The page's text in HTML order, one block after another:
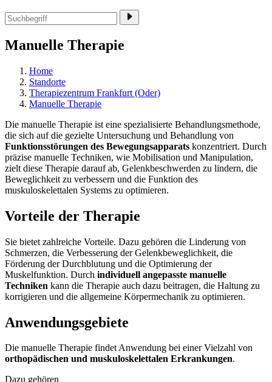
Manuelle Therapie
Home
Standorte
Therapiezentrum Frankfurt (Oder)
Manuelle Therapie
Die manuelle Therapie ist eine spezialisierte Behandlungsmethode,
die sich auf die gezielte Untersuchung und Behandlung von
Funktionsstörungen des Bewegungsapparats konzentriert. Durch
präzise manuelle Techniken, wie Mobilisation und Manipulation,
zielt diese Therapie darauf ab, Gelenkbeschwerden zu lindern, die
Beweglichkeit zu verbessern und die Funktion des
muskuloskelettalen Systems zu optimieren.
Vorteile der Therapie
Sie bietet zahlreiche Vorteile. Dazu gehören die Linderung von
Schmerzen, die Verbesserung der Gelenkbeweglichkeit, die
Förderung der Durchblutung und die Optimierung der
Muskelfunktion. Durch individuell angepasste manuelle
Techniken kann die Therapie auch dazu beitragen, die Haltung zu
korrigieren und die allgemeine Körpermechanik zu optimieren.
Anwendungsgebiete
Die manuelle Therapie findet Anwendung bei einer Vielzahl von
orthopädischen und muskuloskelettalen Erkrankungen.
Dazu gehören